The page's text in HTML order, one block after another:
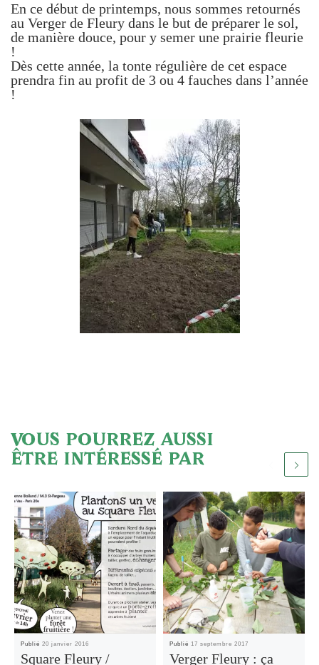
En ce début de printemps, nous sommes retournés
au Verger de Fleury dans le but de préparer le sol,
de manière douce, pour y semer une prairie fleurie
!
Dès cette année, la tonte régulière de cet espace
prendra fin au profit de 3 ou 4 fauches dans l’année
!
VOUS POURREZ AUSSI
ÊTRE INTÉRESSÉ PAR
Publié 20 janvier 2016
Square Fleury /
Publié 17 septembre 2017
Verger Fleury : ça